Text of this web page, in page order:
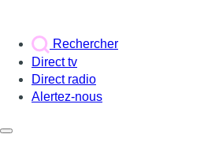
Rechercher
Direct tv
Direct radio
Alertez-nous